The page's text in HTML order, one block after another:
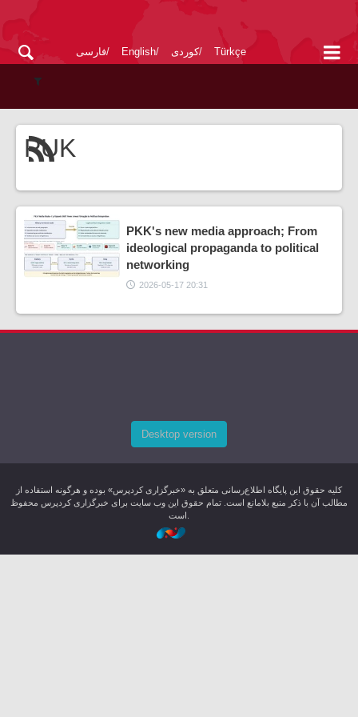
فارسی English کوردی Türkçe
PUK
PKK's new media approach; From
ideological propaganda to political
networking
2026-05-17 20:31
Desktop version
کليه حقوق اين پایگاه اطلاع‌رسانی متعلق به «خبرگزاری کردپرس» بوده و هرگونه استفاده از
مطالب آن با ذکر منبع بلامانع است. تمام حقوق این وب سایت برای خبرگزاری کردپرس محفوظ